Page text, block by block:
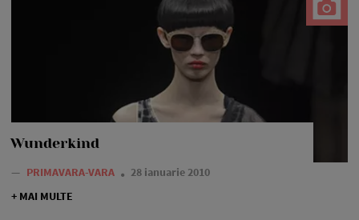
Wunderkind
— PRIMAVARA-VARA
28 ianuarie 2010
+ MAI MULTE